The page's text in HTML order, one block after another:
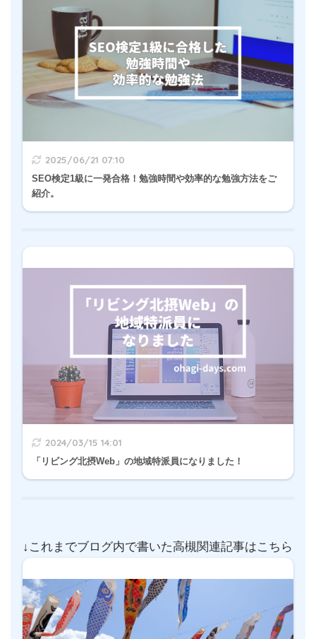
2025/06/21 07:10
SEO検定1級に一発合格！勉強時間や効率的な勉強方法をご
紹介。
2024/03/15 14:01
「リビング北摂Web」の地域特派員になりました！
↓これまでブログ内で書いた高槻関連記事はこちら